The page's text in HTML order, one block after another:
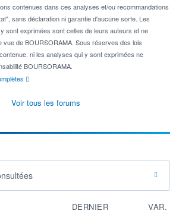
contenues dans ces analyses et/ou recommandations
sans déclaration ni garantie d'aucune sorte. Les
sont exprimées sont celles de leurs auteurs et ne
vue de BOURSORAMA. Sous réserves des lois
ni les analyses qui y sont exprimées ne
BOURSORAMA.
Voir tous les forums
DERNIER VAR.